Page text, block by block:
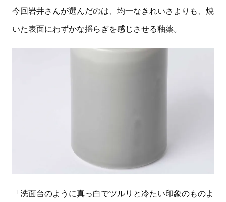
今回岩井さんが選んだのは、均一なきれいさよりも、焼
いた表面にわずかな揺らぎを感じさせる釉薬。
「洗面台のように真っ白でツルリと冷たい印象のものよ